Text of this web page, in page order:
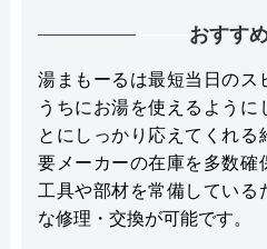
おすす
湯まもーるは最短当日のス
うちにお湯を使えるよう
とにしっかり応えてくれる
要メーカーの在庫を多数確
工具や部材を常備している
な修理・交換が可能です。